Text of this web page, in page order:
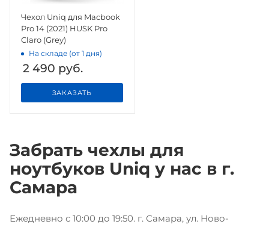
Чехол Uniq для Macbook
Pro 14 (2021) HUSK Pro
Claro (Grey)
На складе (от 1 дня)
2 490 руб.
ЗАКАЗАТЬ
Забрать чехлы для
ноутбуков Uniq у нас в г.
Самара
Ежедневно с 10:00 до 19:50. г. Самара, ул. Ново-